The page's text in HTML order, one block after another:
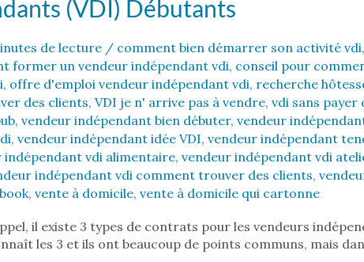
(VDI) Débutants
de lecture/ comment bien démarrer son activité vdi,
former un vendeur indépendant vdi, conseil pour
, offre d'emploi vendeur indépendant vdi, recherche
des clients, VDI je n' arrive pas à vendre, vdi sans payer
, vendeur indépendant bien débuter, vendeur
, vendeur indépendant idée VDI, vendeur indépendant
indépendant vdi alimentaire, vendeur indépendant vdi
indépendant vdi comment trouver des clients,
, vente à domicile, vente à domicile qui cartonne
il existe 3 types de contrats pour les vendeurs
les 3 et ils ont beaucoup de points communs, mais